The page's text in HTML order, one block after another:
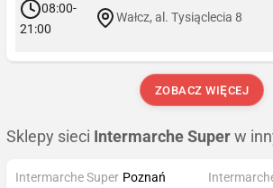
08:00-
21:00
Wałcz, al. Tysiąclecia 8
ZOBACZ WIĘCEJ
Sklepy sieci Intermarche Super w
Intermarche Super Poznań